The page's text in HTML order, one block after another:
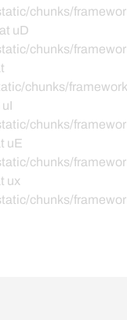
chunks/
uD
chunks/
chunks/
chunks/
uE
chunks/
ux
chunks/